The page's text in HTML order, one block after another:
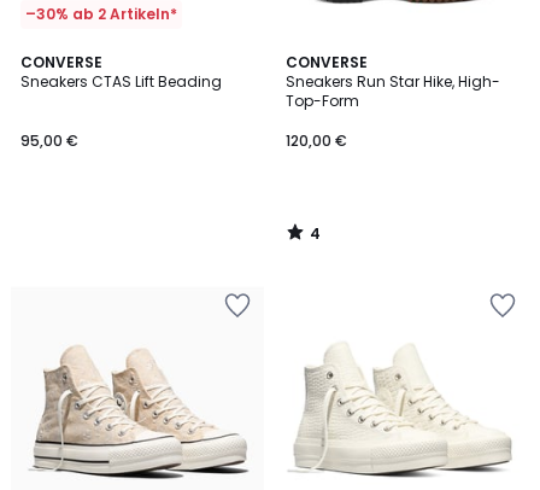
–30% ab 2 Artikeln*
CONVERSE
Sneakers CTAS Lift Beading
95,00 €
CONVERSE
Sneakers Run Star Hike, High-
Top-Form
120,00 €
4
/
5
4
/